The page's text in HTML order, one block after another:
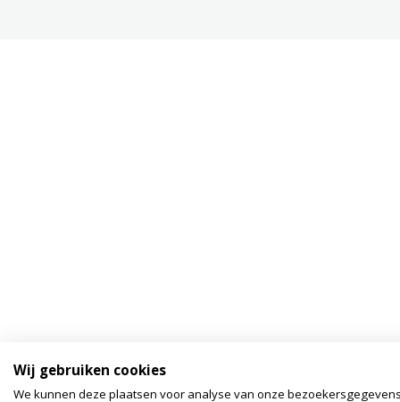
Wij gebruiken cookies
We kunnen deze plaatsen voor analyse van onze